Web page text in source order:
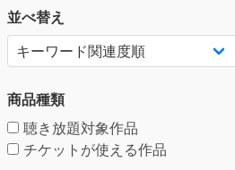
並べ替え
商品種類
聴き放題対象作品
チケットが使える作品